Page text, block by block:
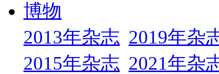
博物
2013年杂志 2019年杂
2015年杂志 2021年杂